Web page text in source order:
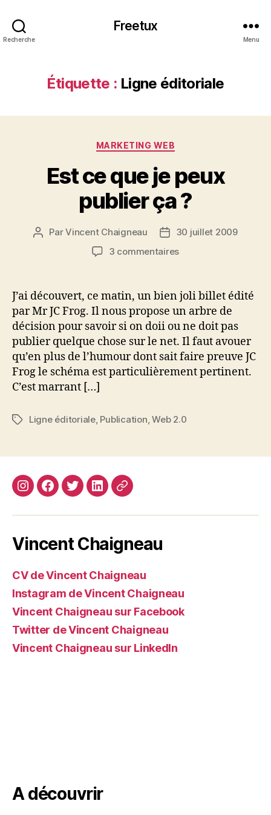
Recherche
Freetux
Menu
Étiquette : Ligne éditoriale
Catégories
MARKETING WEB
Est ce que je peux
publier ça ?
Auteur
ParVincent Chaigneau
Date
de
30 juillet 2009
3 commentairessur
que
je
peux
publier
ça
?
J’ai découvert, ce matin, un bien joli billet édité
par Mr JC Frog. Il nous propose un arbre de
décision pour savoir si on doii ou ne doit pas
publier quelque chose sur le net. Il faut avouer
qu’en plus de l’humour dont sait faire preuve JC
Frog le schéma est particulièrement pertinent.
C’est marrant […]
Étiquettes
Ligne éditoriale, Publication ,Web 2.0
InstagramFacebook
TwitterLinkedin
Site
Vincent Chaigneau
CV de Vincent Chaigneau
Instagram de Vincent Chaigneau
Vincent Chaigneau sur Facebook
Twitter de Vincent Chaigneau
Vincent Chaigneau sur LinkedIn
A découvrir